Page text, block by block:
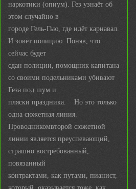
наркотики (опиум). Гез узнаёт об
этом случайно в
городе Гель-Гью, где идёт карнавал.
И зовёт полицию. Поняв, что
сейчас будет
сдан полиции, помощник капитана
со своими подельниками убивают
Геза под шум и
пляски праздника. Но это только
одна сюжетная линия.
Проводникомвторой сюжетной
линии является преуспевающий,
страшно востребованный,
повязанный
контрактами, как путами, пианист,